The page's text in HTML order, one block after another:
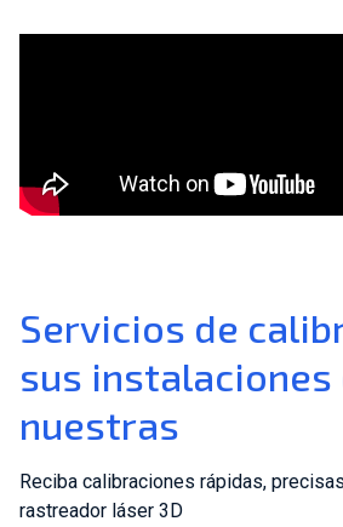
Servicios de
sus instalaciones
nuestras
Reciba calibraciones rápidas,
rastreador láser 3D